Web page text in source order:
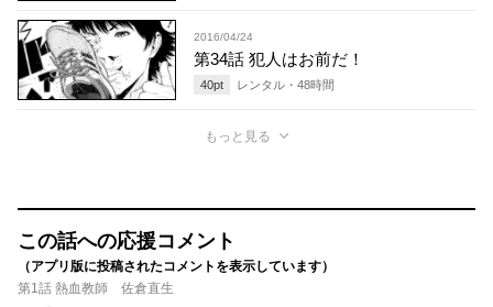
2016/04/24
第34話 犯人はお前だ！
40pt レンタル・ 48時間
もっと見る
この話への応援コメント
（アプリ版に投稿されたコメントを表示しています）
第1話 熱血教師 佐倉直生